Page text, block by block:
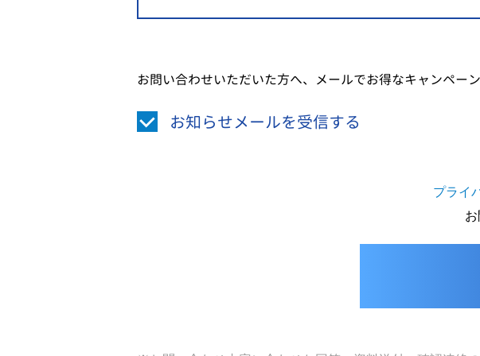
お問い合わせいただいた方へ、メールでお得なキャンペー
お知らせメールを受信する
プライ
お